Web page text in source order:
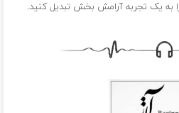
به یک تجربه آرامش بخش تبدیل کنید.